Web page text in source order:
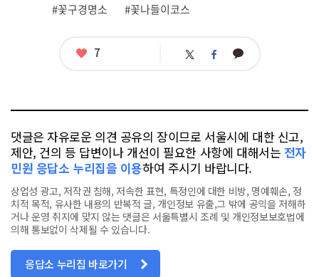
#꽃구경명소
#꽃나들이코스
좋
7 트 페 카
댓글은 자유로운 의견 공유의 장이므로 서울시에 대한 신고,
제안, 건의 등 답변이나 개선이 필요한 사항에 대해서는 전자
민원 응답소 누리집을 이용하여 주시기 바랍니다.
상업성 광고, 저작권 침해, 저속한 표현, 특정인에 대한 비방, 명예훼손, 정
치적 목적, 유사한 내용의 반복적 글, 개인정보 유출,그 밖에 공익을 저해하
거나 운영 취지에 맞지 않는 댓글은 서울특별시 조례 및 개인정보보호법에
의해 통보없이 삭제될 수 있습니다.
응답소 누리집 바로가기